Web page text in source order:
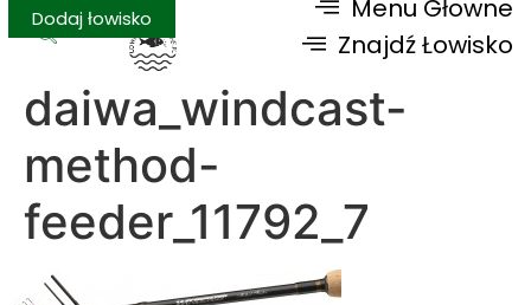
Znajdź Łowisko
Dodaj łowisko Menu Głowne
daiwa_windcast-
method-
feeder_11792_7